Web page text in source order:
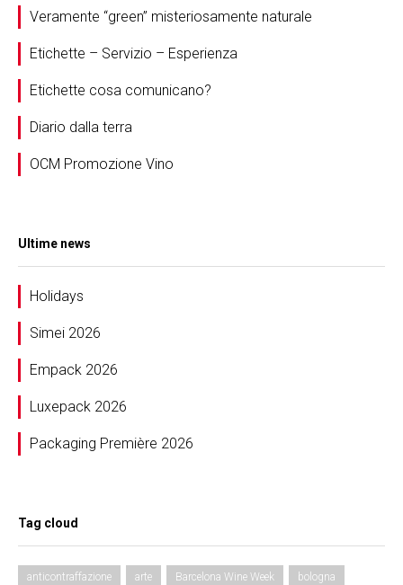
Veramente “green” misteriosamente naturale
Etichette – Servizio – Esperienza
Etichette cosa comunicano?
Diario dalla terra
OCM Promozione Vino
Ultime news
Holidays
Simei 2026
Empack 2026
Luxepack 2026
Packaging Première 2026
Tag cloud
anticontraffazione arte Barcelona Wine Week bologna